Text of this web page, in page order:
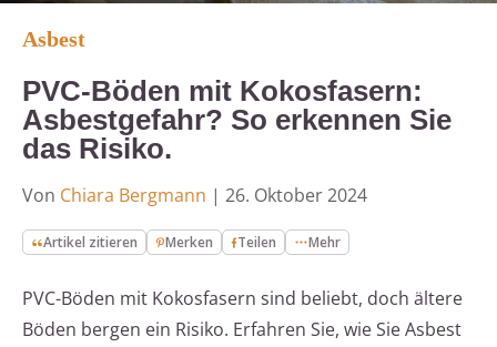
Asbest
PVC-Böden mit Kokosfasern:
Asbestgefahr? So erkennen Sie
das Risiko.
Von Chiara Bergmann | 26. Oktober 2024
Artikel zitieren Merken Teilen Mehr
PVC-Böden mit Kokosfasern sind beliebt, doch ältere
Böden bergen ein Risiko. Erfahren Sie, wie Sie Asbest